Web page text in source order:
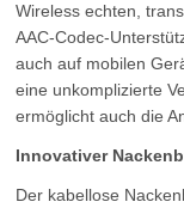
Wireless echten,
AAC-Codec-
auch auf mobilen
eine unkomplizierte
ermöglicht auch die
Innovativer
Der kabellose